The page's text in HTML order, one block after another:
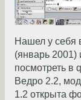
Нашел у себя
(январь 2001)
посмотреть в
Ведро 2.2,
1.2 открыта